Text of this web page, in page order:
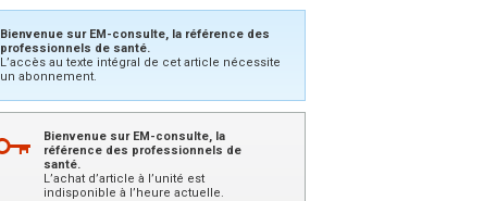
Bienvenue sur EM-consulte, la référence des
professionnels de santé.
L’accès au texte intégral de cet article nécessite
un abonnement.
Bienvenue sur EM-consulte, la
référence des professionnels de
santé.
L’achat d’article à l’unité est
indisponible à l’heure actuelle.